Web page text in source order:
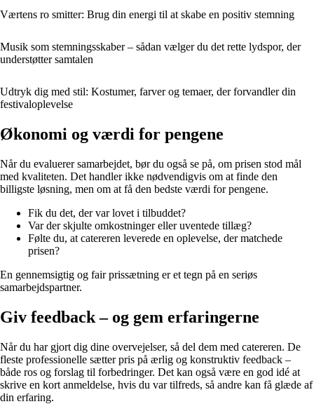
Værtens ro smitter: Brug din energi til at skabe en positiv stemning
Musik som stemningsskaber – sådan vælger du det rette lydspor, der
understøtter samtalen
Udtryk dig med stil: Kostumer, farver og temaer, der forvandler din
festivaloplevelse
Økonomi og værdi for pengene
Når du evaluerer samarbejdet, bør du også se på, om prisen stod mål
med kvaliteten. Det handler ikke nødvendigvis om at finde den
billigste løsning, men om at få den bedste værdi for pengene.
Fik du det, der var lovet i tilbuddet?
Var der skjulte omkostninger eller uventede tillæg?
Følte du, at catereren leverede en oplevelse, der matchede
prisen?
En gennemsigtig og fair prissætning er et tegn på en seriøs
samarbejdspartner.
Giv feedback – og gem erfaringerne
Når du har gjort dig dine overvejelser, så del dem med catereren. De
fleste professionelle sætter pris på ærlig og konstruktiv feedback –
både ros og forslag til forbedringer. Det kan også være en god idé at
skrive en kort anmeldelse, hvis du var tilfreds, så andre kan få glæde af
din erfaring.